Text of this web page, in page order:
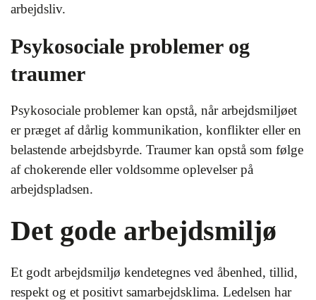
arbejdsliv.
Psykosociale problemer og
traumer
Psykosociale problemer kan opstå, når arbejdsmiljøet
er præget af dårlig kommunikation, konflikter eller en
belastende arbejdsbyrde. Traumer kan opstå som følge
af chokerende eller voldsomme oplevelser på
arbejdspladsen.
Det gode arbejdsmiljø
Et godt arbejdsmiljø kendetegnes ved åbenhed, tillid,
respekt og et positivt samarbejdsklima. Ledelsen har